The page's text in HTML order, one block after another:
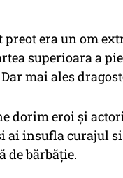
era un om
superioara a
mai ales
dorim eroi și
insufla curajul si
de bărbăție.